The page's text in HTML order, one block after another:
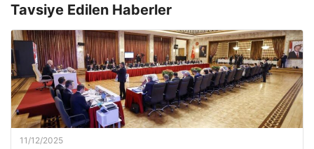
Tavsiye Edilen Haberler
11/12/2025